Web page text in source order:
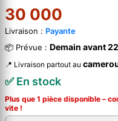
30 000
Livraison : Payante
📦 Prévue : Demain avant
📍 Livraison partout au
✅ En stock
Plus que 1 pièce disponible –
vite !